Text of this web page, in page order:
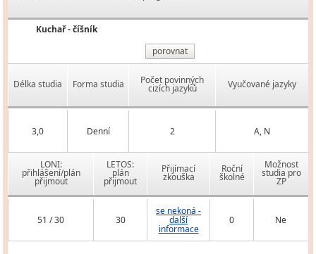
Kuchař - číšník
porovnat
Délka studia Forma studia Počet povinných
cizích jazyků Vyučované jazyky
3,0 Denní 2 A, N
LONI:
přihlášení/plán
přijmout
LETOS:
plán
přijmout
Přijímací
zkouška
Roční
školné
Možnost
studia pro
ZP
51 / 30 30
se nekoná -
další
informace
0 Ne